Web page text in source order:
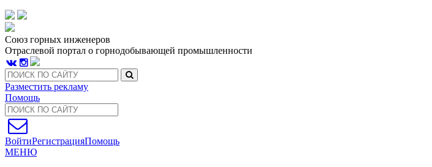
Союз горных инженеров
Отраслевой портал о горнодобывающей промышленности
Разместить рекламу
Помощь
ВойтиРегистрацияПомощь
МЕНЮ